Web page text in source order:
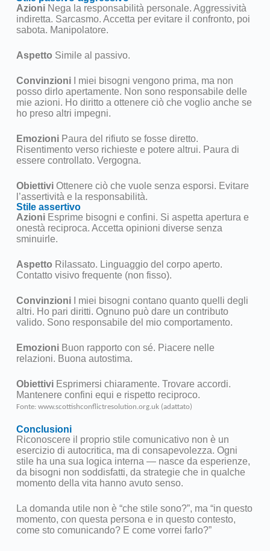
AzioniNega la responsabilità personale. Aggressività
indiretta. Sarcasmo. Accetta per evitare il confronto, poi
sabota. Manipolatore.
Aspetto Simile al passivo.
ConvinzioniI miei bisogni vengono prima, ma non
posso dirlo apertamente. Non sono responsabile delle
mie azioni. Ho diritto a ottenere ciò che voglio anche se
ho preso altri impegni.
EmozioniPaura del rifiuto se fosse diretto.
Risentimento verso richieste e potere altrui. Paura di
essere controllato. Vergogna.
ObiettiviOttenere ciò che vuole senza esporsi. Evitare
l’assertività e la responsabilità.
Stile assertivo
AzioniEsprime bisogni e confini. Si aspetta apertura e
onestà reciproca. Accetta opinioni diverse senza
sminuirle.
Aspetto Rilassato. Linguaggio del corpo aperto.
Contatto visivo frequente (non fisso).
ConvinzioniI miei bisogni contano quanto quelli degli
altri. Ho pari diritti. Ognuno può dare un contributo
valido. Sono responsabile del mio comportamento.
EmozioniBuon rapporto con sé. Piacere nelle
relazioni. Buona autostima.
ObiettiviEsprimersi chiaramente. Trovare accordi.
Mantenere confini equi e rispetto reciproco.
Fonte: www.scottishconflictresolution.org.uk (adattato)
Conclusioni
Riconoscere il proprio stile comunicativo non è un
esercizio di autocritica, ma di consapevolezza. Ogni
stile ha una sua logica interna — nasce da esperienze,
da bisogni non soddisfatti, da strategie che in qualche
momento della vita hanno avuto senso.
La domanda utile non è “che stile sono?”, ma “in questo
momento, con questa persona e in questo contesto,
come sto comunicando? E come vorrei farlo?”